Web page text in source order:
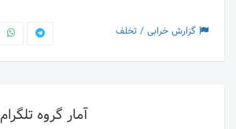
گزارش خرابی / تخلف
آمار گروه تلگرام